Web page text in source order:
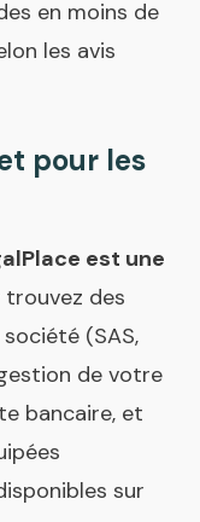
en moins de
les avis
pour les
est une
trouvez des
(SAS,
de votre
bancaire, et
sur